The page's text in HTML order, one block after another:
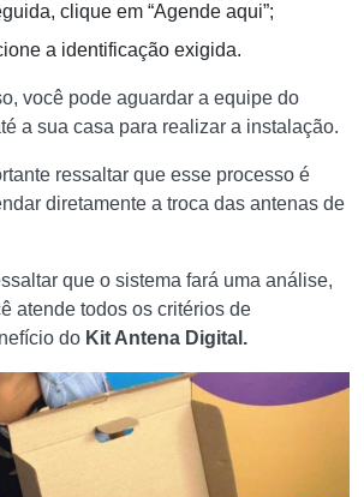
clique em “Agende aqui”;
a identificação exigida.
você pode aguardar a equipe do
a sua casa para realizar a instalação.
ressaltar que esse processo é
diretamente a troca das antenas de
que o sistema fará uma análise,
atende todos os critérios de
do Kit Antena Digital.